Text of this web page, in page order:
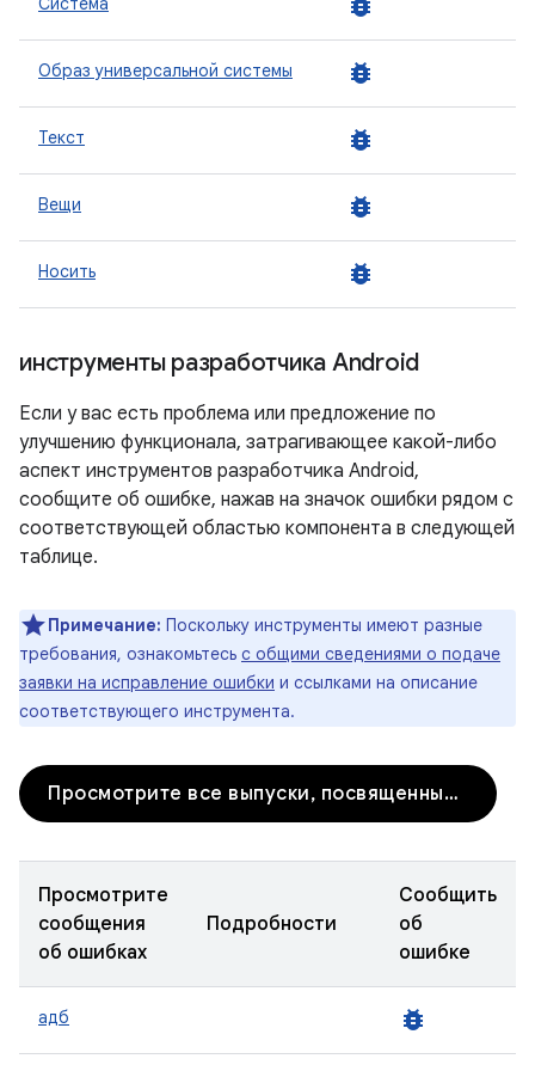
bug_report
Образ универсальной системы bug_report
Текст bug_report
Вещи bug_report
Носить bug_report
инструменты разработчика Android
Если у вас есть проблема или предложение по
улучшению функционала, затрагивающее какой-либо
аспект инструментов разработчика Android,
сообщите об ошибке, нажав на значок ошибки рядом с
соответствующей областью компонента в следующей
таблице.
Примечание: Поскольку инструменты имеют разные
требования, ознакомьтесь с общими сведениями о подаче
заявки на исправление ошибки и ссылками на описание
соответствующего инструмента.
Просмотрите все выпуски, посвященные инструментам разработчика.
Просмотрите
сообщения
об ошибках
Подробности
Сообщить
об
ошибке
адб bug_report